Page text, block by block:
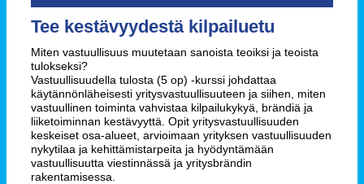
Tee kestävyydestä kilpailuetu
Miten vastuullisuus muutetaan sanoista teoiksi ja teoista
tulokseksi?
Vastuullisuudella tulosta (5 op) -kurssi johdattaa
käytännönläheisesti yritysvastuullisuuteen ja siihen, miten
vastuullinen toiminta vahvistaa kilpailukykyä, brändiä ja
liiketoiminnan kestävyyttä. Opit yritysvastuullisuuden
keskeiset osa-alueet, arvioimaan yrityksen vastuullisuuden
nykytilaa ja kehittämistarpeita ja hyödyntämään
vastuullisuutta viestinnässä ja yritysbrändin
rakentamisessa.